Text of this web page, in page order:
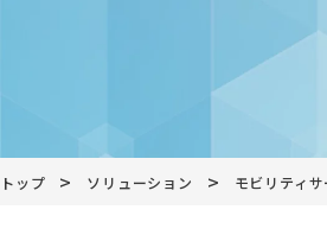
トップ > ソリューション > モビリティ